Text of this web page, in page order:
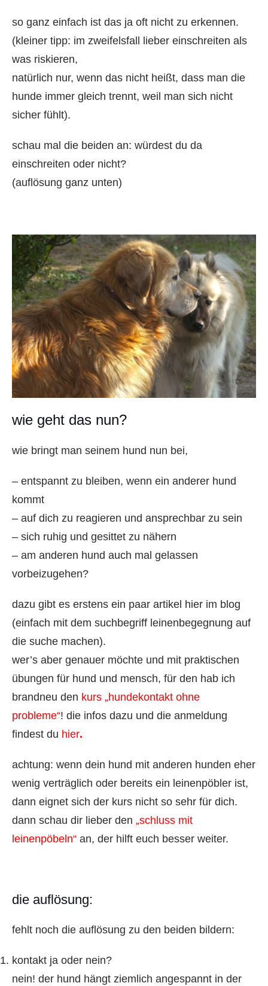
so ganz einfach ist das ja oft nicht zu erkennen.
(kleiner tipp: im zweifelsfall lieber einschreiten als
was riskieren,
natürlich nur, wenn das nicht heißt, dass man die
hunde immer gleich trennt, weil man sich nicht
sicher fühlt).
schau mal die beiden an: würdest du da
einschreiten oder nicht?
(auflösung ganz unten)
wie geht das nun?
wie bringt man seinem hund nun bei,
– entspannt zu bleiben, wenn ein anderer hund
kommt
– auf dich zu reagieren und ansprechbar zu sein
– sich ruhig und gesittet zu nähern
– am anderen hund auch mal gelassen
vorbeizugehen?
dazu gibt es erstens ein paar artikel hier im blog
(einfach mit dem suchbegriff leinenbegegnung auf
die suche machen).
wer’s aber genauer möchte und mit praktischen
übungen für hund und mensch, für den hab ich
brandneu den kurs „hundekontakt ohne
probleme“! die infos dazu und die anmeldung
findest du hier.
achtung: wenn dein hund mit anderen hunden eher
wenig verträglich oder bereits ein leinenpöbler ist,
dann eignet sich der kurs nicht so sehr für dich.
dann schau dir lieber den „schluss mit
leinenpöbeln“ an, der hilft euch besser weiter.
die auflösung:
fehlt noch die auflösung zu den beiden bildern:
kontakt ja oder nein?
nein! der hund hängt ziemlich angespannt in der